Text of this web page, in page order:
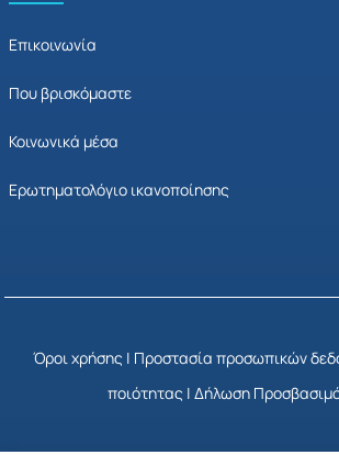
Επικοινωνία
Που βρισκόμαστε
Κοινωνικά μέσα
Ερωτηματολόγιο ικανοποίησης
Όροι χρήσης | Προστασία προσωπικών
ποιότητας | Δήλωση